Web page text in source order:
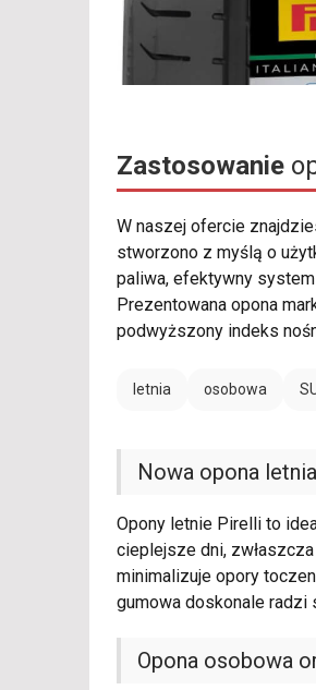
Zastosowanie
W naszej ofercie
stworzono z myślą o
paliwa, efektywny
Prezentowana opona
podwyższony indeks
letnia osobowa
Nowa opona letnia
Opony letnie Pirelli to
cieplejsze dni,
minimalizuje opory
gumowa doskonale radzi
Opona osobowa